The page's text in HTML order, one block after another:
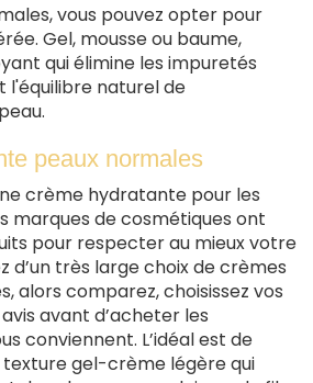
vous pouvez opter pour
Gel, mousse ou baume,
qui élimine les impuretés
l'équilibre naturel de
peaux normales
crème hydratante pour les
marques de cosmétiques ont
pour respecter au mieux votre
d’un très large choix de crèmes
alors comparez, choisissez vos
avant d’acheter les
conviennent. L’idéal est de
texture gel-crème légère qui